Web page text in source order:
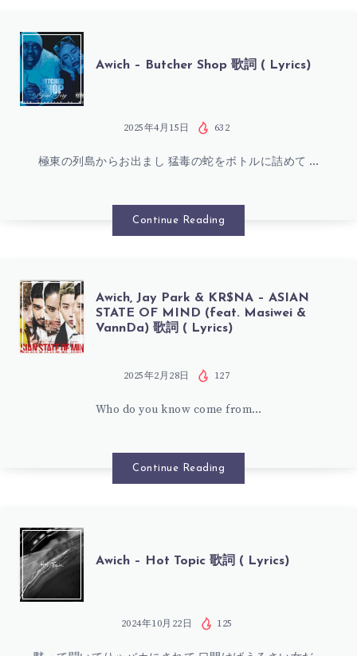
の
彼
歌
LYRICS)
AWICH
–
BUTCHER
SHOP
(
LYRICS)
Awich – Butcher Shop 歌詞 ( Lyrics)
2025年4月15日 632
極東の列島からお出まし 猛毒の蛇をボトルに詰めて …
Continue Reading
AWICH,
JAY
PARK
KR$NA
ASIAN
STATE
Awich, Jay Park & KR$NA – ASIAN
STATE OF MIND (feat. Masiwei &
VannDa) 歌詞 ( Lyrics)
2025年2月28日 127
Who do you know come from…
Continue Reading
AWICH
–
Awich – Hot Topic 歌詞 ( Lyrics)
2024年10月22日 125